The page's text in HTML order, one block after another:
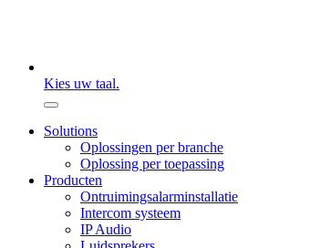
Kies uw taal.
Solutions
Oplossingen per branche
Oplossing per toepassing
Producten
Ontruimingsalarminstallatie
Intercom systeem
IP Audio